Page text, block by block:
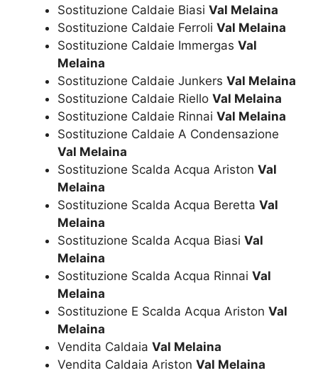
Sostituzione Caldaie Biasi Val Melaina
Sostituzione Caldaie Ferroli Val Melaina
Sostituzione Caldaie Immergas Val
Melaina
Sostituzione Caldaie Junkers Val Melaina
Sostituzione Caldaie Riello Val Melaina
Sostituzione Caldaie Rinnai Val Melaina
Sostituzione Caldaie A Condensazione
Val Melaina
Sostituzione Scalda Acqua Ariston Val
Melaina
Sostituzione Scalda Acqua Beretta Val
Melaina
Sostituzione Scalda Acqua Biasi Val
Melaina
Sostituzione Scalda Acqua Rinnai Val
Melaina
Sostituzione E Scalda Acqua Ariston Val
Melaina
Vendita Caldaia Val Melaina
Vendita Caldaia Ariston Val Melaina